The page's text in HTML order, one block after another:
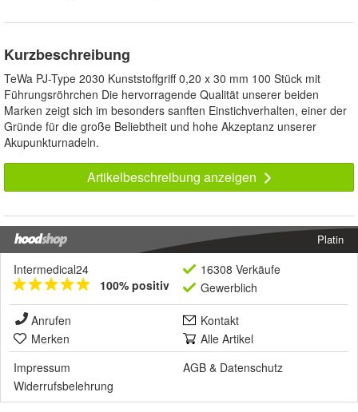
Kurzbeschreibung
TeWa PJ-Type 2030 Kunststoffgriff 0,20 x 30 mm 100 Stück mit
Führungsröhrchen Die hervorragende Qualität unserer beiden
Marken zeigt sich im besonders sanften Einstichverhalten, einer der
Gründe für die große Beliebtheit und hohe Akzeptanz unserer
Akupunkturnadeln.
Artikelbeschreibung anzeigen
Platin
Intermedical24
100% positiv
16308 Verkäufe
Gewerblich
Anrufen
Kontakt
Merken
Alle Artikel
Impressum
AGB & Datenschutz
Widerrufsbelehrung